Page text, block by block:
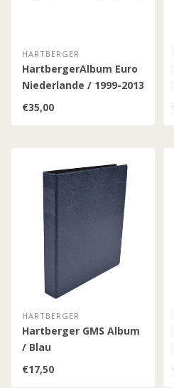
HARTBERGER
HartbergerAlbum Euro
Niederlande / 1999-2013
/ Band 1
€35,00
HARTBERGER
Hartberger GMS Album
/ Blau
€17,50